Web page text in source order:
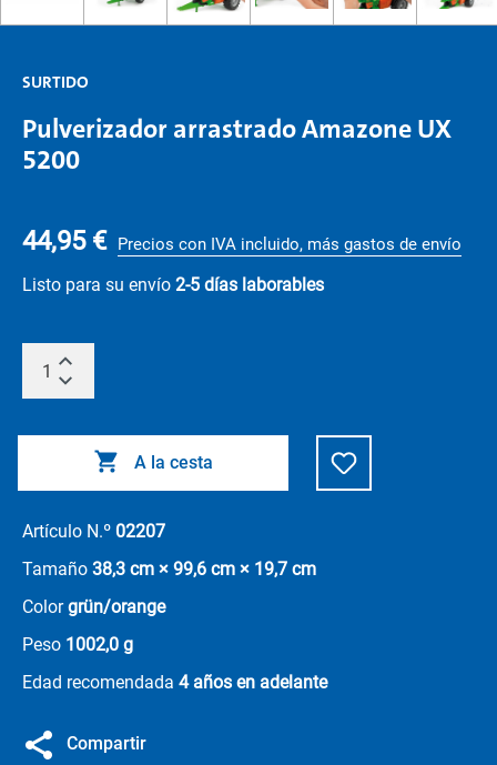
SURTIDO
Pulverizador arrastrado Amazone UX
5200
44,95 € Precios con IVA incluido, más gastos de envío
Listo para su envío 2-5 días laborables
A la cesta
Artículo N.º 02207
Tamaño 38,3 cm × 99,6 cm × 19,7 cm
Colorgrün/orange
Peso 1002,0 g
Edad recomendada 4 años en adelante
Compartir